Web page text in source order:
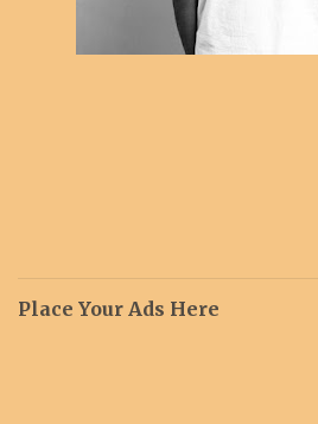
Place Your Ads Here